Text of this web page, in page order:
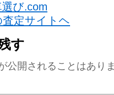
び.com
定サイトヘ
す
公開されることはあり